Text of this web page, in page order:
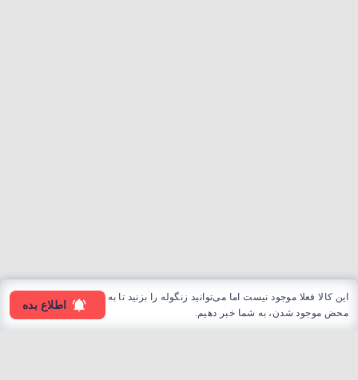
این کالا فعلا موجود نیست اما می‌توانید زنگوله را بزنید تا به
محض موجود شدن، به شما خبر دهیم.
اطلاع بده